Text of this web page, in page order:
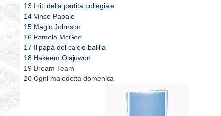
13 I riti della partita collegiale
14 Vince Papale
15 Magic Johnson
16 Pamela McGee
17 Il papà del calcio balilla
18 Hakeem Olajuwon
19 Dream Team
20 Ogni maledetta domenica